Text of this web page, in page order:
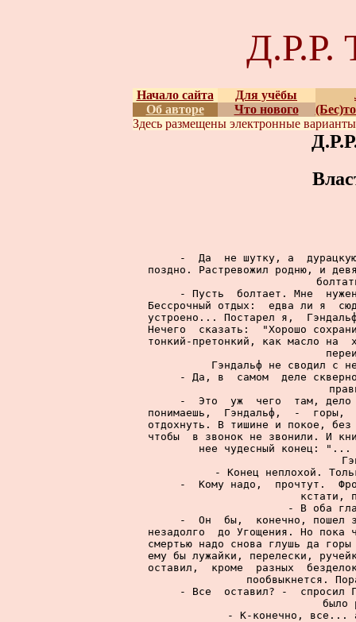
Начало сайта Для учёбы
Об авторе
Что нового
Здесь размещены электронные
-  Да  не шутку, а
поздно. Растревожил родню, и
- Пусть  болтает. Мне
Бессрочный отдых:  едва ли я
устроено... Постарел я,
Нечего  сказать:  "Хорошо
тонкий-претонкий, как масло на
Гэндальф не сводил с
- Да, в  самом  деле
-  Это  уж  чего  там,
понимаешь,  Гэндальф,  -  горы,
отдохнуть. В тишине и покое, без
чтобы  в звонок не звонили. И
нее чудесный конец: "...
- Конец неплохой.
-  Кому надо,  прочтут.
кстати,
- В оба
-  Он  бы,  конечно, пошел
незадолго  до Угощения. Но
смертью надо снова глушь да
ему бы лужайки, перелески,
оставил,  кроме  разных
пообвыкнется.
- Все  оставил? -  спросил
было
- К-конечно, все...